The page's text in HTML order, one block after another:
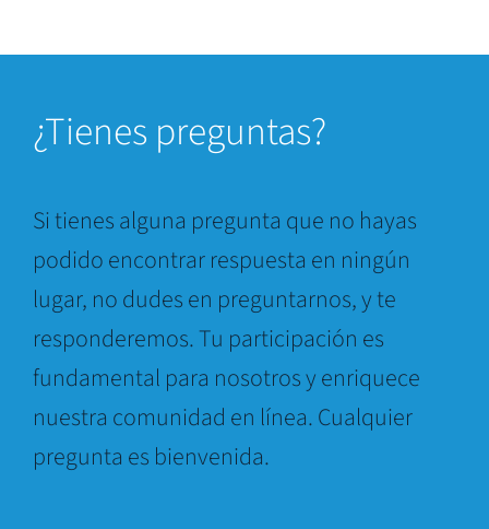
¿Tienes preguntas?
Si tienes alguna pregunta que no hayas
podido encontrar respuesta en ningún
lugar, no dudes en preguntarnos, y te
responderemos. Tu participación es
fundamental para nosotros y enriquece
nuestra comunidad en línea. Cualquier
pregunta es bienvenida.